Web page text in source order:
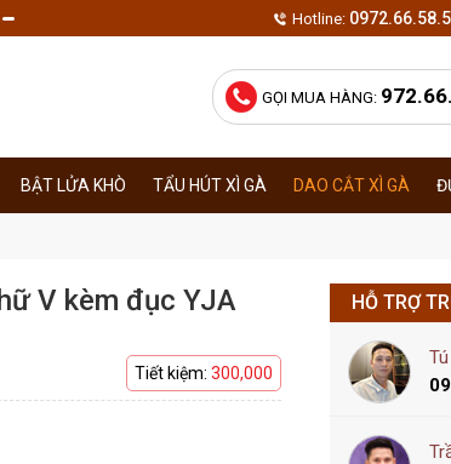
GỌI MUA HÀNG:
BẬT LỬA KHÒ TẨU HÚT XÌ GÀ DAO CẮT XÌ GÀ
V kèm đục YJA
Tiết kiệm: 300,000
HỖ TRỢ
Hotline: